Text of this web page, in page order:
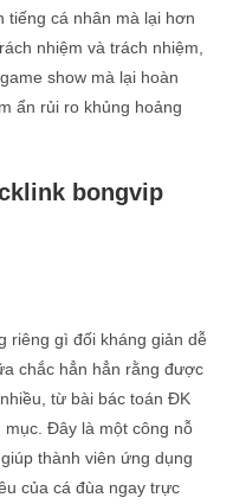
tiếng cá nhân mà lại hơn
nhiệm và trách nhiệm,
show mà lại hoàn
ẩn rủi ro khủng hoảng
bongvip
riêng gì đối kháng giản dễ
chắc hẳn hẳn rằng được
từ bài bác toán ĐK
Đây là một công nỗ
thành viên ứng dụng
của cá đùa ngay trực